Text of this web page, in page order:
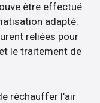
être effectué
adapté.
reliées pour
le traitement de
réchauffer l’air